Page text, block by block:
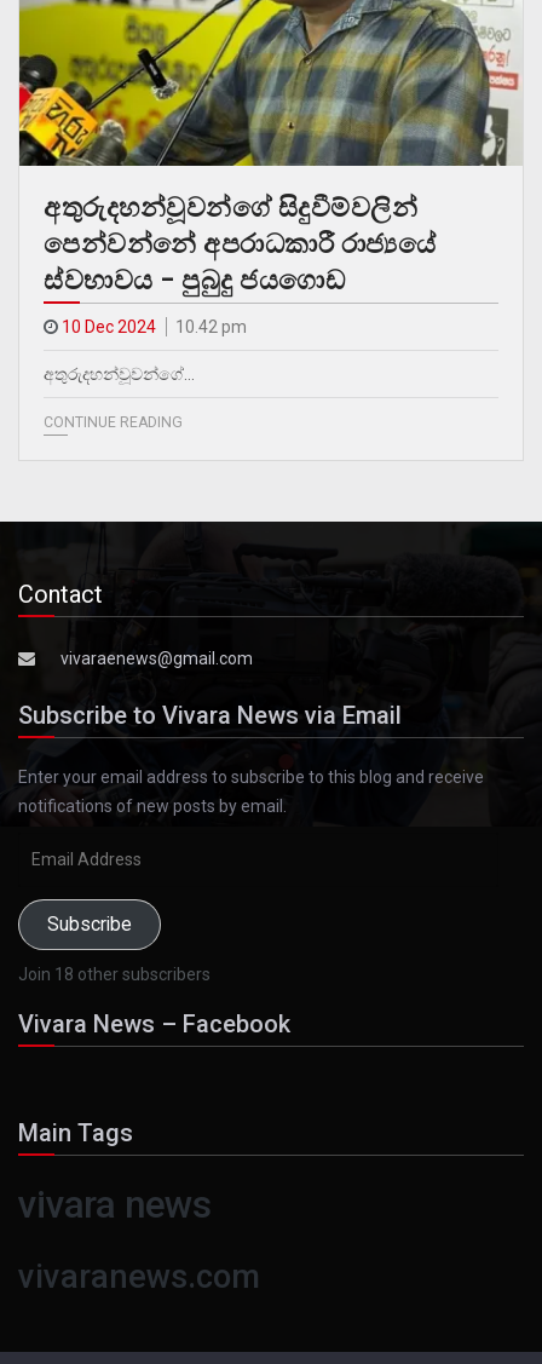
අතුරුදහන්වූවන්ගේ සිදුවීම්වලින්
පෙන්වන්නේ අපරාධකාරී රාජ්‍යයේ
ස්වභාවය – පුබුදු ජයගොඩ
10 Dec 2024 10.42 pm
අතුරුදහන්වූවන්ගේ…
CONTINUE READING
Contact
vivaraenews@gmail.com
Subscribe to Vivara News via Email
Enter your email address to subscribe to this blog and receive
notifications of new posts by email.
Subscribe
Join 18 other subscribers
Vivara News – Facebook
Main Tags
vivara news
vivaranews.com